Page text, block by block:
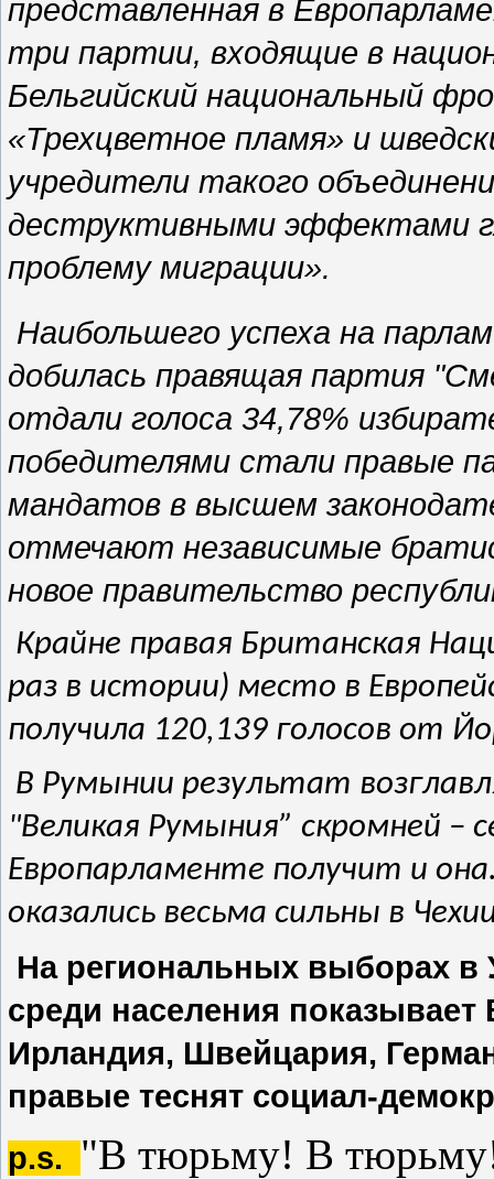
представленная в
три партии, входящие в
Бельгийский национальный
«Трехцветное пламя» и
учредители такого
деструктивными эффектами
проблему миграции».
Наибольшего успеха на
добилась правящая партия
отдали голоса 34,78%
победителями стали правые
мандатов в высшем
отмечают независимые
новое правительство
Крайне правая Британская
раз в истории) место в
получила 120,139 голосов от
В Румынии результат
"Великая Румыния” скромней –
Европарламенте получит и
оказались весьма сильны в
На региональных выборах в
среди населения
Ирландия, Швейцария,
правые теснят социал-
p.s. "В тюрьму! В